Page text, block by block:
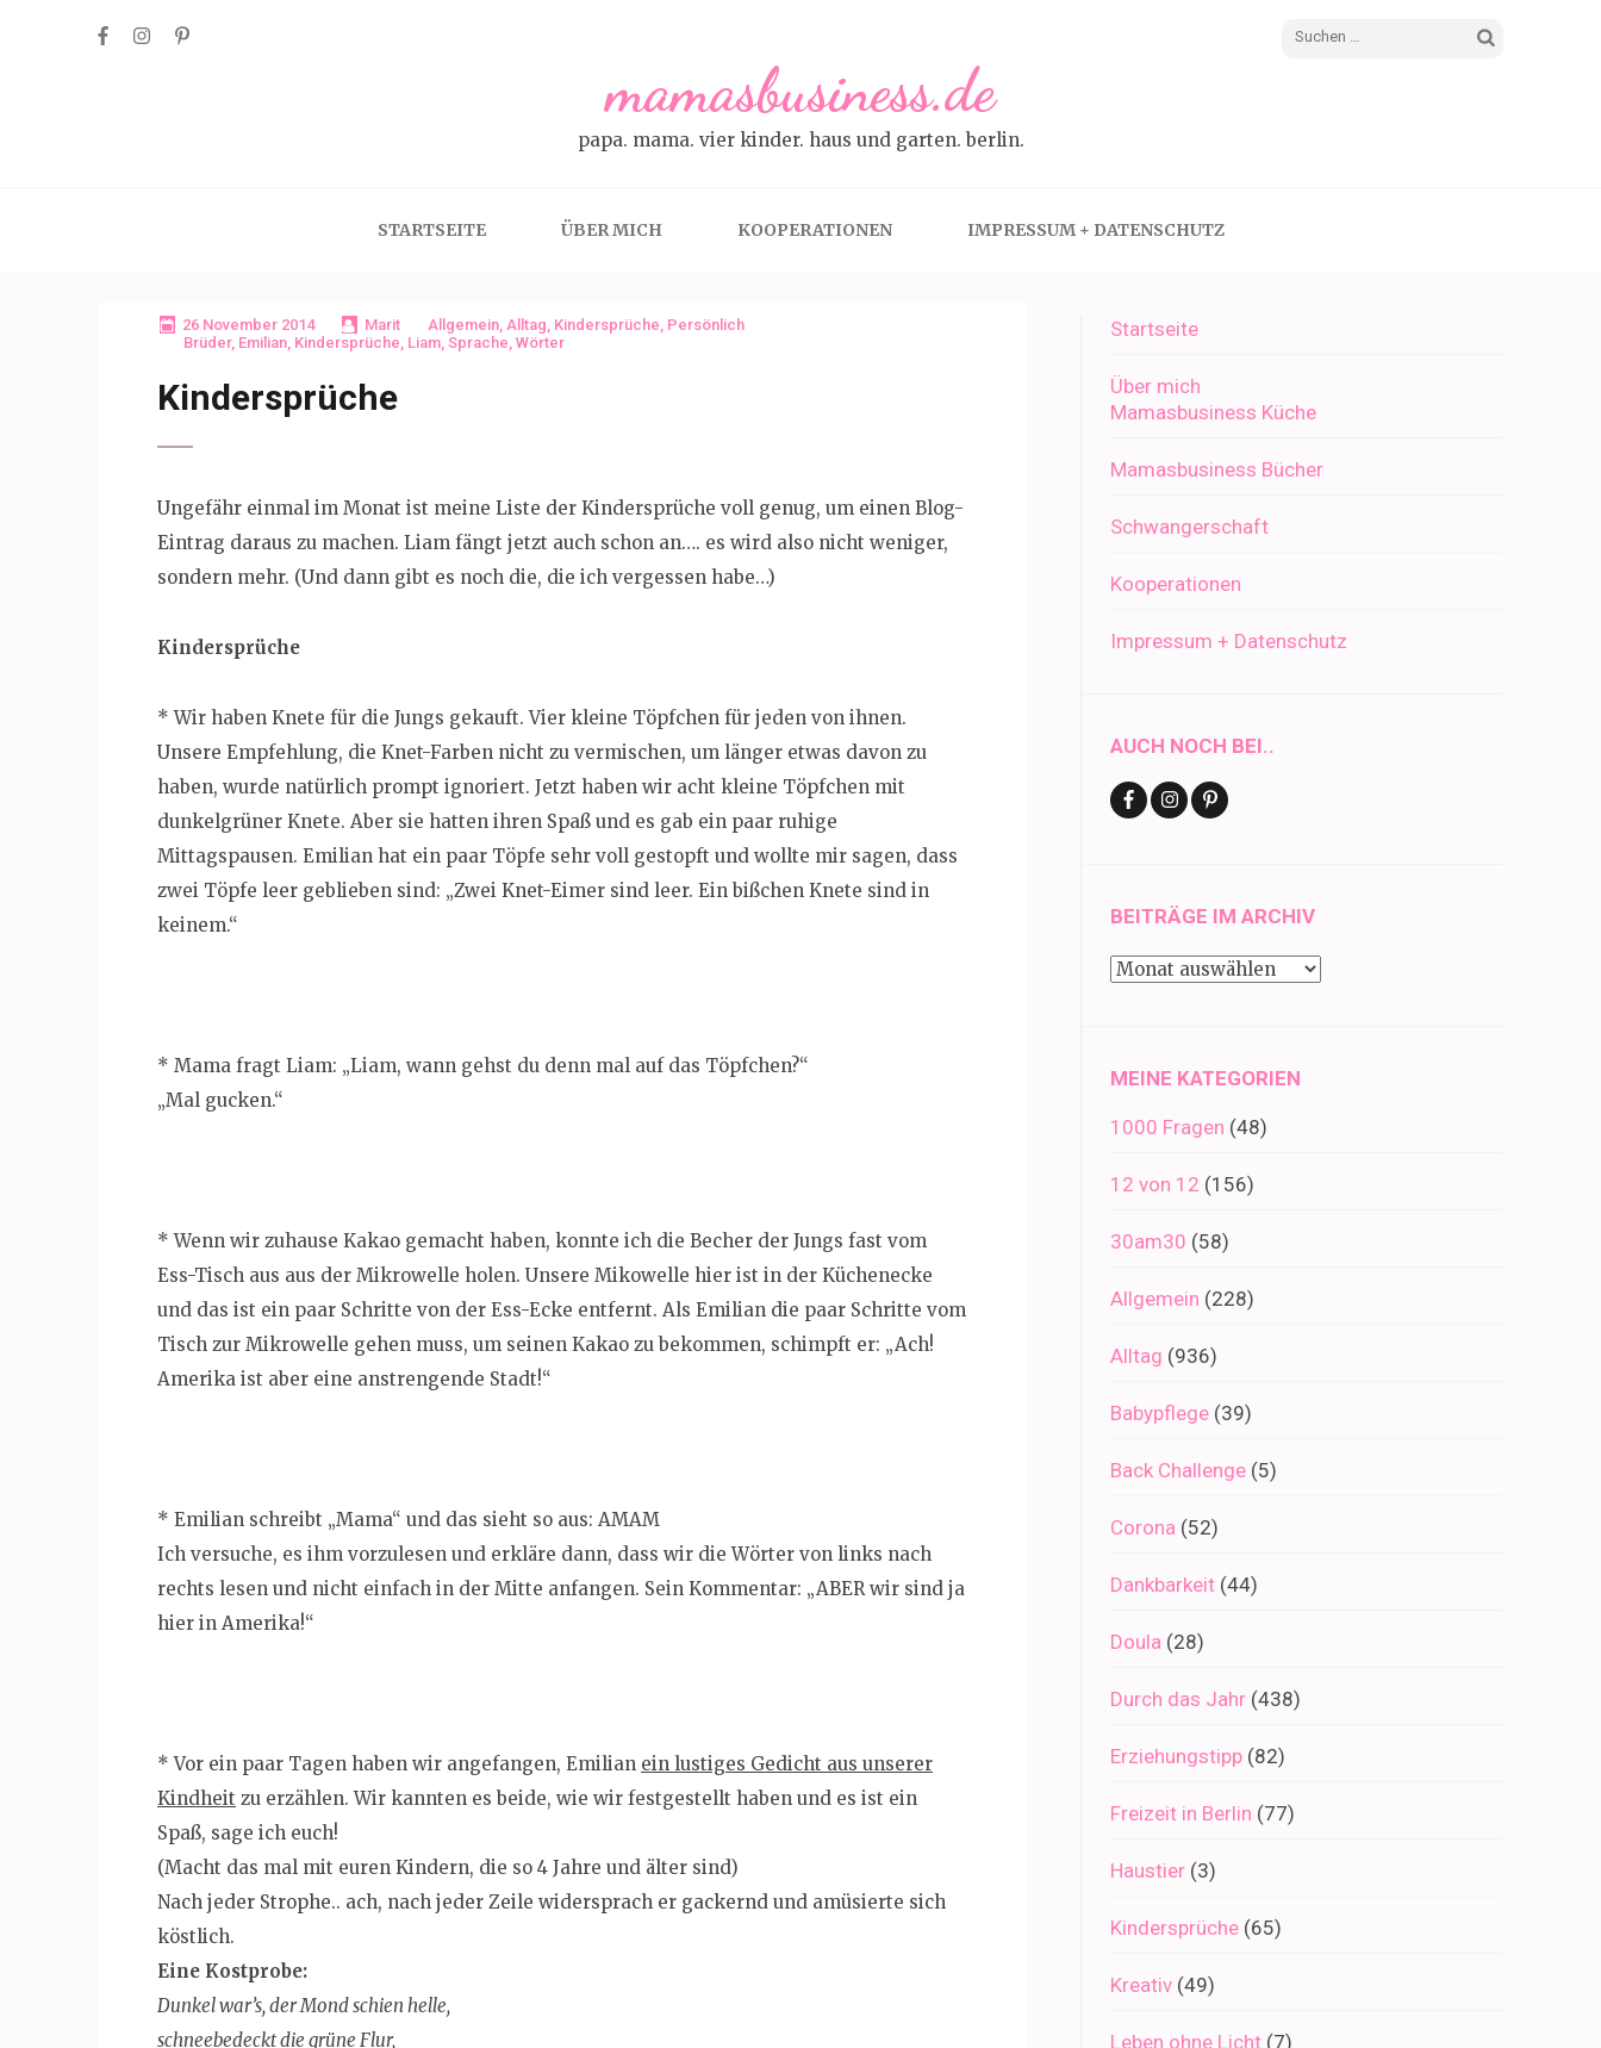
Suchen
mamasbusiness.de
papa. mama. vier kinder. haus und garten. berlin.
STARTSEITE ÜBER MICH KOOPERATIONEN IMPRESSUM + DATENSCHUTZ
26 November 2014 Marit Allgemein, Alltag, Kindersprüche, Persönlich
Brüder, Emilian, Kindersprüche, Liam, Sprache, Wörter
Kindersprüche
Ungefähr einmal im Monat ist meine Liste der Kindersprüche voll genug, um einen Blog-
Eintrag daraus zu machen. Liam fängt jetzt auch schon an…. es wird also nicht weniger,
sondern mehr. (Und dann gibt es noch die, die ich vergessen habe…)
Kindersprüche
* Wir haben Knete für die Jungs gekauft. Vier kleine Töpfchen für jeden von ihnen.
Unsere Empfehlung, die Knet-Farben nicht zu vermischen, um länger etwas davon zu
haben, wurde natürlich prompt ignoriert. Jetzt haben wir acht kleine Töpfchen mit
dunkelgrüner Knete. Aber sie hatten ihren Spaß und es gab ein paar ruhige
Mittagspausen. Emilian hat ein paar Töpfe sehr voll gestopft und wollte mir sagen, dass
zwei Töpfe leer geblieben sind: „Zwei Knet-Eimer sind leer. Ein bißchen Knete sind in
keinem.“
* Mama fragt Liam: „Liam, wann gehst du denn mal auf das Töpfchen?“
„Mal gucken.“
* Wenn wir zuhause Kakao gemacht haben, konnte ich die Becher der Jungs fast vom
Ess-Tisch aus aus der Mikrowelle holen. Unsere Mikowelle hier ist in der Küchenecke
und das ist ein paar Schritte von der Ess-Ecke entfernt. Als Emilian die paar Schritte vom
Tisch zur Mikrowelle gehen muss, um seinen Kakao zu bekommen, schimpft er: „Ach!
Amerika ist aber eine anstrengende Stadt!“
* Emilian schreibt „Mama“ und das sieht so aus: AMAM
Ich versuche, es ihm vorzulesen und erkläre dann, dass wir die Wörter von links nach
rechts lesen und nicht einfach in der Mitte anfangen. Sein Kommentar: „ABER wir sind ja
hier in Amerika!“
* Vor ein paar Tagen haben wir angefangen, Emilian ein lustiges Gedicht aus unserer
Kindheit zu erzählen. Wir kannten es beide, wie wir festgestellt haben und es ist ein
Spaß, sage ich euch!
(Macht das mal mit euren Kindern, die so 4 Jahre und älter sind)
Nach jeder Strophe.. ach, nach jeder Zeile widersprach er gackernd und amüsierte sich
köstlich.
Eine Kostprobe:
Dunkel war’s, der Mond schien helle,
schneebedeckt die grüne Flur,
Startseite
Über mich
Mamasbusiness Küche
Mamasbusiness Bücher
Schwangerschaft
Kooperationen
Impressum + Datenschutz
AUCH NOCH BEI..
BEITRÄGE IM ARCHIV
Beiträge
MEINE KATEGORIEN
1000 Fragen (48)
12 von 12 (156)
30am30 (58)
Allgemein (228)
Alltag (936)
Babypflege (39)
Back Challenge (5)
Corona (52)
Dankbarkeit (44)
Doula (28)
Durch das Jahr (438)
Erziehungstipp (82)
Freizeit in Berlin (77)
Haustier (3)
Kindersprüche (65)
Kreativ (49)
Leben ohne Licht (7)